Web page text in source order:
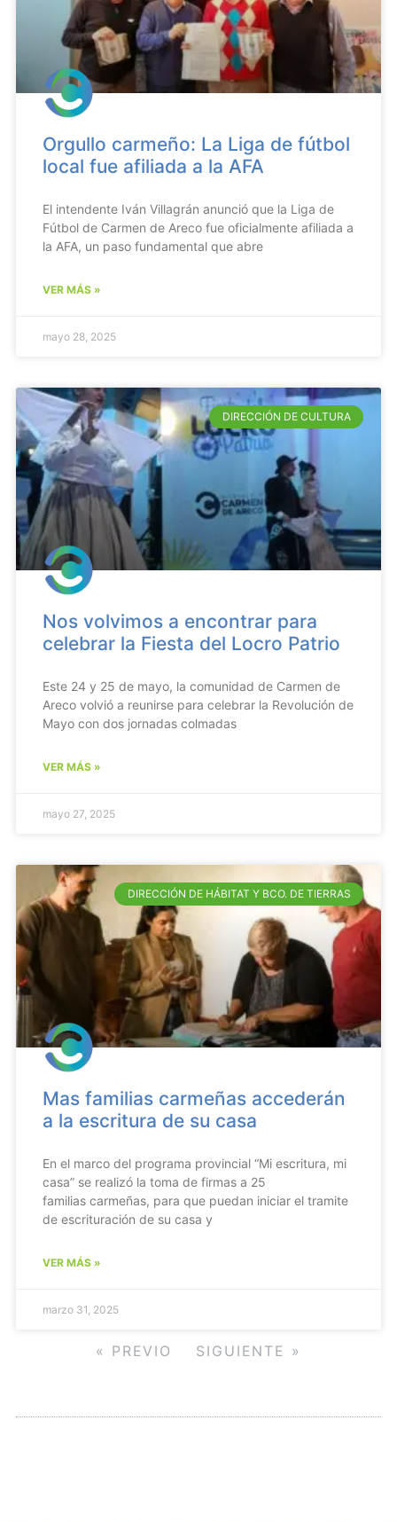
Orgullo carmeño: La Liga de fútbol
local fue afiliada a la AFA
El intendente Iván Villagrán anunció que la Liga de
Fútbol de Carmen de Areco fue oficialmente afiliada a
la AFA, un paso fundamental que abre
VER MÁS »
mayo 28, 2025
DIRECCIÓN DE CULTURA
Nos volvimos a encontrar para
celebrar la Fiesta del Locro Patrio
Este 24 y 25 de mayo, la comunidad de Carmen de
Areco volvió a reunirse para celebrar la Revolución de
Mayo con dos jornadas colmadas
VER MÁS »
mayo 27, 2025
DIRECCIÓN DE HÁBITAT Y BCO. DE TIERRAS
Mas familias carmeñas accederán
a la escritura de su casa
En el marco del programa provincial “Mi escritura, mi
casa” se realizó la toma de firmas a 25
familias carmeñas, para que puedan iniciar el tramite
de escrituración de su casa y
VER MÁS »
marzo 31, 2025
« PREVIO SIGUIENTE »